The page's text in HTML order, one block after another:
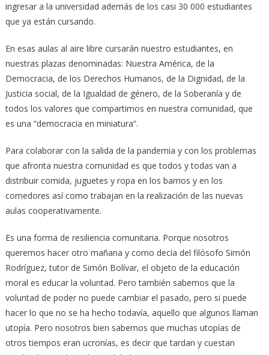
ingresar a la universidad además de los casi 30 000 estudiantes
que ya están cursando.
En esas aulas al aire libre cursarán nuestro estudiantes, en
nuestras plazas denominadas: Nuestra América, de la
Democracia, de los Derechos Humanos, de la Dignidad, de la
Justicia social, de la Igualdad de género, de la Soberanía y de
todos los valores que compartimos en nuestra comunidad, que
es una “democracia en miniatura”.
Para colaborar con la salida de la pandemia y con los problemas
que afronta nuestra comunidad es que todos y todas van a
distribuir comida, juguetes y ropa en los barrios y en los
comedores así como trabajan en la realización de las nuevas
aulas cooperativamente.
Es una forma de resiliencia comunitaria. Porque nosotros
queremos hacer otro mañana y como decía del filósofo Simón
Rodríguez, tutor de Simón Bolívar, el objeto de la educación
moral es educar la voluntad. Pero también sabemos que la
voluntad de poder no puede cambiar el pasado, pero si puede
hacer lo que no se ha hecho todavía, aquello que algunos llaman
utopía. Pero nosotros bien sabemos que muchas utopías de
otros tiempos eran ucronías, es decir que tardan y cuestan